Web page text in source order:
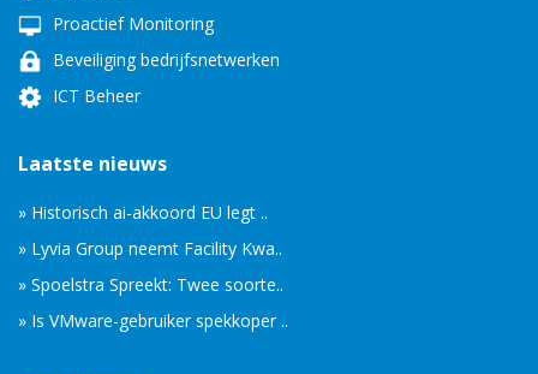
Proactief Monitoring
Beveiliging bedrijfsnetwerken
ICT Beheer
Laatste nieuws
» Historisch ai-akkoord EU legt ..
» Lyvia Group neemt Facility Kwa..
» Spoelstra Spreekt: Twee soorte..
» Is VMware-gebruiker spekkoper ..